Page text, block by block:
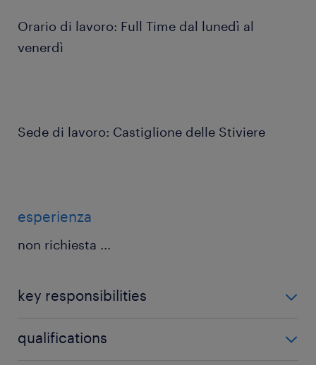
Orario di lavoro: Full Time dal lunedì al
venerdì
Sede di lavoro: Castiglione delle Stiviere
esperienza
non richiesta ...
key responsibilities
qualifications